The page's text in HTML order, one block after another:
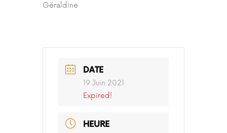
Géraldine
DATE
19 Juin 2021
Expired!
HEURE